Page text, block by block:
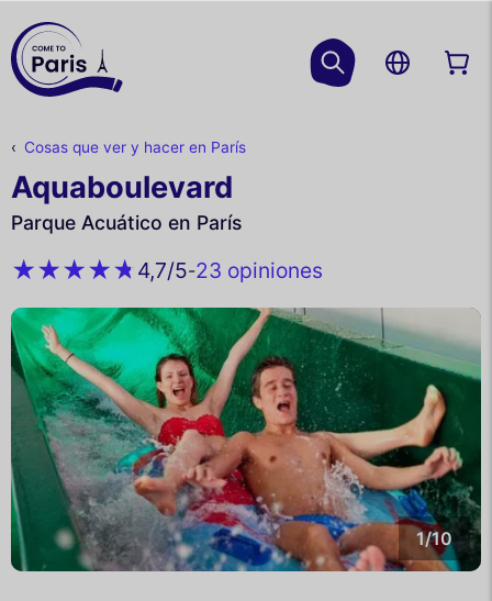
Cosas que ver y hacer en París
Aquaboulevard
Parque Acuático en París
4,7/5-23 opiniones
1/10